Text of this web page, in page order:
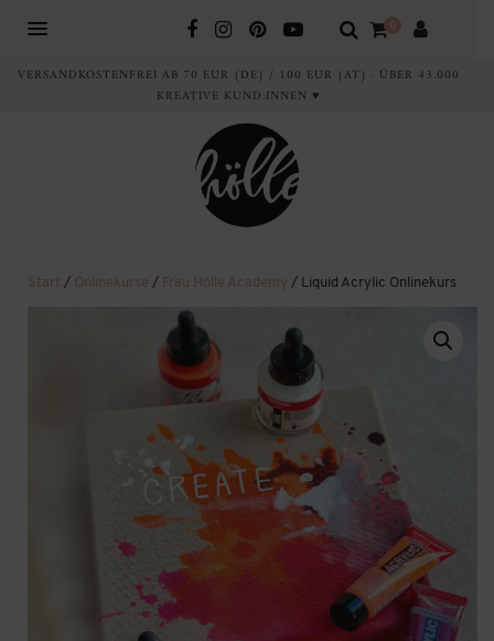
0
VERSANDKOSTENFREI AB 70 EUR (DE) / 100 EUR (AT) · ÜBER 43.000
KREATIVE KUND:INNEN ♥
Start / Onlinekurse / Frau Hölle Academy / Liquid Acrylic Onlinekurs